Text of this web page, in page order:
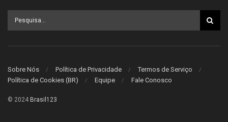
Sobre Nós Política de Privacidade
Termos de Serviço
Política de Cookies (BR)
Equipe Fale Conosco
© 2024 Brasil123